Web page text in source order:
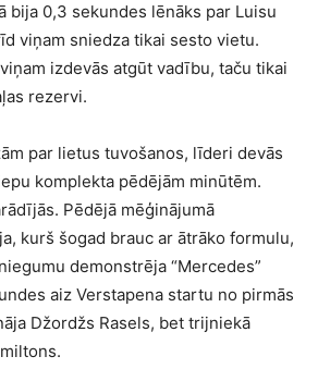
bija 0,3 sekundes lēnāks par Luisu
viņam sniedza tikai sesto vietu.
izdevās atgūt vadību, taču tikai
rezervi.
par lietus tuvošanos, līderi devās
komplekta pēdējām minūtēm.
Pēdējā mēģinājumā
kurš šogad brauc ar ātrāko formulu,
demonstrēja “Mercedes”
aiz Verstapena startu no pirmās
Džordžs Rasels, bet trijniekā